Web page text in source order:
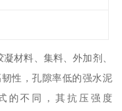
材料、集料、外加剂、
性，孔隙率低的强水泥
的不同，其抗压强度